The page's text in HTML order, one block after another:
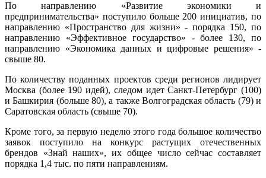
По направлению «Развитие экономики и
предпринимательства» поступило больше 200 инициатив, по
направлению «Пространство для жизни» - порядка 150, по
направлению «Эффективное государство» - более 130, по
направлению «Экономика данных и цифровые решения» -
свыше 80.
По количеству поданных проектов среди регионов лидирует
Москва (более 190 идей), следом идет Санкт-Петербург (100)
и Башкирия (больше 80), а также Волгоградская область (79) и
Саратовская область (свыше 70).
Кроме того, за первую неделю этого года большое количество
заявок поступило на конкурс растущих отечественных
брендов «Знай наших», их общее число сейчас составляет
порядка 1,4 тыс. по пяти направлениям.